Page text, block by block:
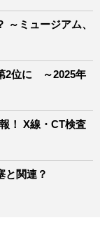
～ミュージアム、
2位に ～2025年
！ X線・CT検査
と関連？